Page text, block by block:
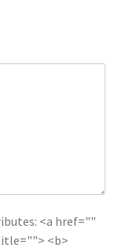
<a href=""
<b>